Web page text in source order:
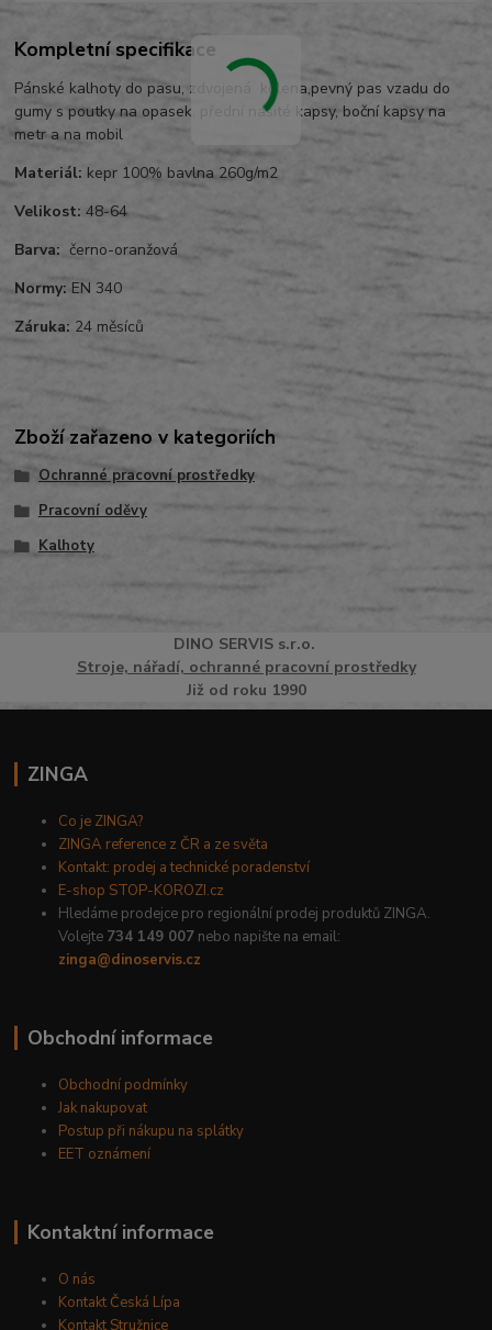
Kompletní specifikace
Pánské kalhoty do pasu, zdvojená kolena,pevný pas vzadu do
gumy s poutky na opasek, přední našité kapsy, boční kapsy na
metr a na mobil
Materiál: kepr 100% bavlna 260g/m2
Velikost: 48-64
Barva: černo-oranžová
Normy: EN 340
Záruka: 24 měsíců
Zboží zařazeno v kategoriích
Ochranné pracovní prostředky
Pracovní oděvy
Kalhoty
DINO SERVISs.r.o.
Stroje, nářadí, ochranné pracovní prostředky
Již od roku 1990
ZINGA
Co je ZINGA?
ZINGA reference z ČR a ze světa
Kontakt: prodej a technické poradenství
E-shop STOP-KOROZI.cz
Hledáme prodejce pro regionální prodej produktů ZINGA.
Volejte 734 149 007 nebo napište na email:
zinga@dinoservis.cz
Obchodní informace
Obchodní podmínky
Jak nakupovat
Postup při nákupu na splátky
EET oznámení
Kontaktní informace
O nás
Kontakt Česká Lípa
Kontakt Stružnice